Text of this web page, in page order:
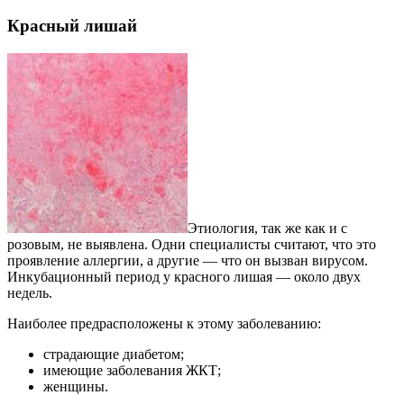
Красный лишай
Этиология, так же как и с
розовым, не выявлена. Одни специалисты считают, что это
проявление аллергии, а другие — что он вызван вирусом.
Инкубационный период у красного лишая — около двух
недель.
Наиболее предрасположены к этому заболеванию:
страдающие диабетом;
имеющие заболевания ЖКТ;
женщины.